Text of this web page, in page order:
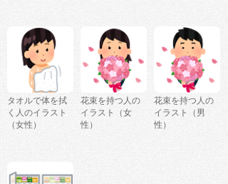
タオルで体を拭
く人のイラスト
（女性）
花束を持つ人の
イラスト（女
性）
花束を持つ人の
イラスト（男
性）